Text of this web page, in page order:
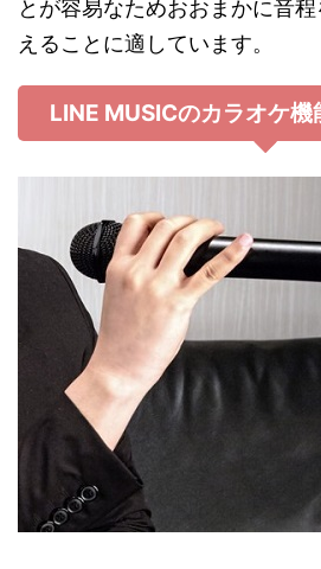
とが容易なためおおまかに音
えることに適しています。
LINE MUSICのカラオケ機